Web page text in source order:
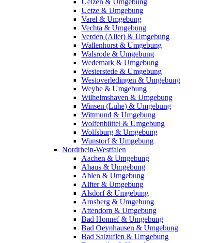
Uelzen & Umgebung
Uetze & Umgebung
Varel & Umgebung
Vechta & Umgebung
Verden (Aller) & Umgebung
Wallenhorst & Umgebung
Walsrode & Umgebung
Wedemark & Umgebung
Westerstede & Umgebung
Westoverledingen & Umgebung
Weyhe & Umgebung
Wilhelmshaven & Umgebung
Winsen (Luhe) & Umgebung
Wittmund & Umgebung
Wolfenbüttel & Umgebung
Wolfsburg & Umgebung
Wunstorf & Umgebung
Nordrhein-Westfalen
Aachen & Umgebung
Ahaus & Umgebung
Ahlen & Umgebung
Alfter & Umgebung
Alsdorf & Umgebung
Arnsberg & Umgebung
Attendorn & Umgebung
Bad Honnef & Umgebung
Bad Oeynhausen & Umgebung
Bad Salzuflen & Umgebung